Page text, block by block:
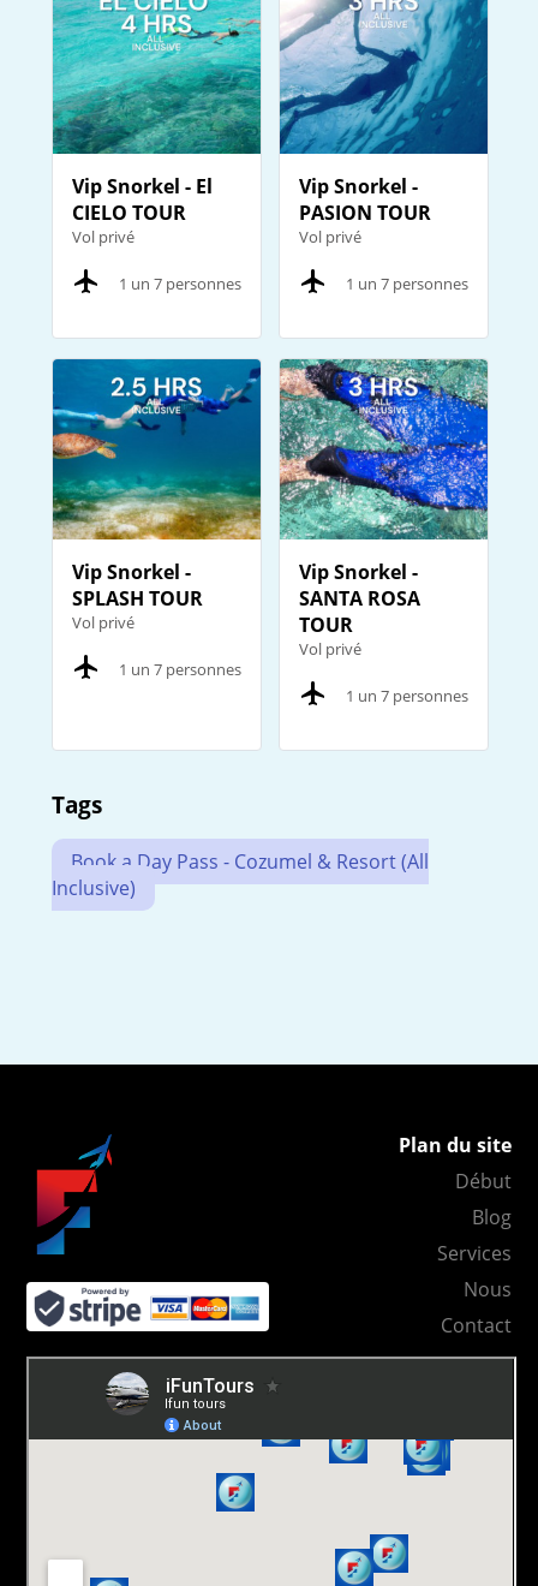
Vip Snorkel - El
CIELO TOUR
Vol privé
1 un 7 personnes
Vip Snorkel -
PASION TOUR
Vol privé
1 un 7 personnes
Vip Snorkel -
SPLASH TOUR
Vol privé
1 un 7 personnes
Vip Snorkel -
SANTA ROSA
TOUR
Vol privé
1 un 7 personnes
Tags
Book a Day Pass - Cozumel & Resort (All
Inclusive)
Plan du site
Début
Blog
Services
Nous
Contact